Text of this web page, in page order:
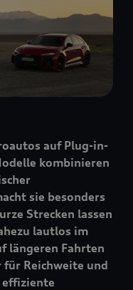
auf Plug-in-
kombinieren
sie besonders
Strecken lassen
lautlos im
längeren Fahrten
Reichweite und